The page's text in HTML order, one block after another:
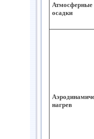
Атмосферные
осадки
нагрев